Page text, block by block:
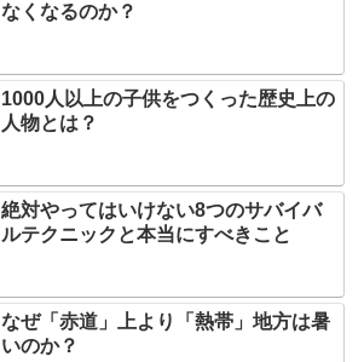
なくなるのか？
1000人以上の子供をつくった歴史上の
人物とは？
絶対やってはいけない8つのサバイバ
ルテクニックと本当にすべきこと
なぜ「赤道」上より「熱帯」地方は暑
いのか？